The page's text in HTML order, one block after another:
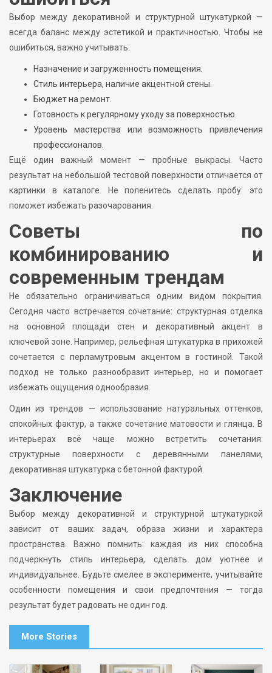
Выбор между декоративной и структурной штукатуркой —
всегда баланс между эстетикой и практичностью. Чтобы не
ошибиться, важно учитывать:
Назначение и загруженность помещения.
Стиль интерьера, наличие акцентной стены.
Бюджет на ремонт.
Готовность к регулярному уходу за поверхностью.
Уровень мастерства или возможность привлечения
профессионалов.
Ещё один важный момент — пробные выкрасы. Часто
результат на небольшой тестовой поверхности отличается от
картинки в каталоге. Не поленитесь сделать пробу: это
поможет избежать разочарования.
Советы по
комбинированию и
современным трендам
Не обязательно ограничиваться одним видом покрытия.
Сегодня часто встречается сочетание: структурная отделка
на основной площади стен и декоративный акцент в
ключевой зоне. Например, рельефная штукатурка в прихожей
сочетается с перламутровым акцентом в гостиной. Такой
подход не только разнообразит интерьер, но и помогает
избежать ощущения однообразия.
Один из трендов — использование натуральных оттенков,
спокойных фактур, а также сочетание матовости и глянца. В
интерьерах всё чаще можно встретить сочетания:
структурные поверхности с деревянными панелями,
декоративная штукатурка с бетонной фактурой.
Заключение
Выбор между декоративной и структурной штукатуркой
зависит от ваших задач, образа жизни и характера
пространства. Важно помнить: каждая из них способна
подчеркнуть стиль интерьера, сделать дом уютнее и
индивидуальнее. Будьте смелее в эксперименте, учитывайте
особенности помещения и свои предпочтения — тогда
результат будет радовать не один год.
More Stories